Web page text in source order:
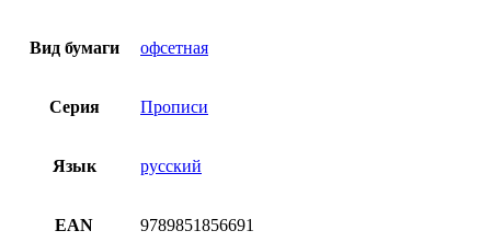
Вид бумаги офсетная
Серия Прописи
Язык русский
EAN 9789851856691